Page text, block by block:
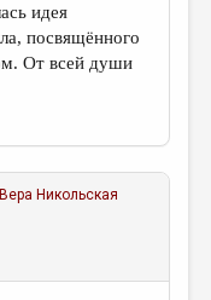
идея
посвящённого
От всей души
Вера Никольская